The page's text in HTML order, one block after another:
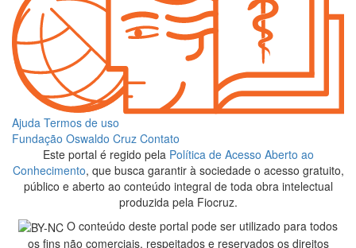
Ajuda Termos de uso
Fundação Oswaldo Cruz Contato
Este portal é regido pela Política de Acesso Aberto ao
Conhecimento, que busca garantir à sociedade o acesso gratuito,
público e aberto ao conteúdo integral de toda obra intelectual
produzida pela Fiocruz.
O conteúdo deste portal pode ser utilizado para todos
os fins não comerciais, respeitados e reservados os direitos